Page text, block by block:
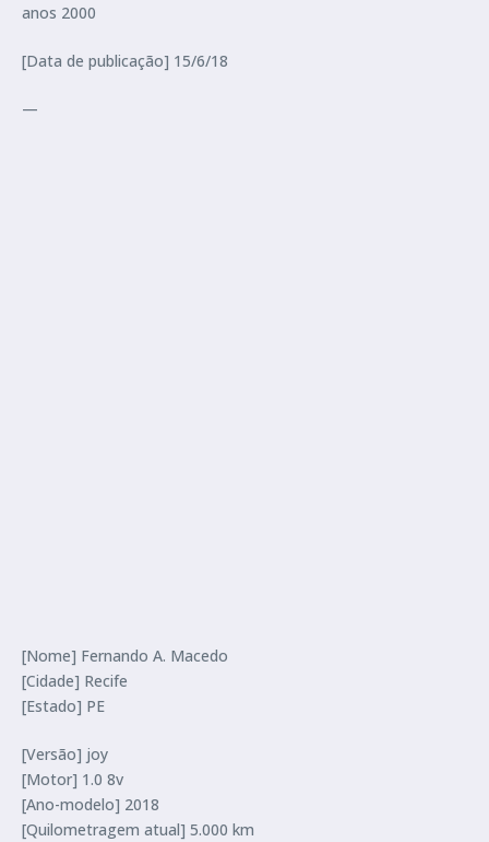
anos 2000
[Data de publicação] 15/6/18
—
[Nome] Fernando A. Macedo
[Cidade] Recife
[Estado] PE
[Versão] joy
[Motor] 1.0 8v
[Ano-modelo] 2018
[Quilometragem atual] 5.000 km